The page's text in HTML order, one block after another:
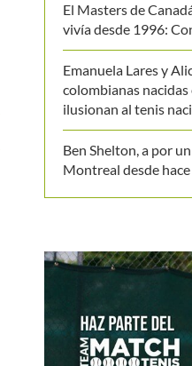
El Masters de
vivía desde 1996:
Emanuela Lares y
colombianas
ilusionan al tenis
Ben Shelton, a por
Montreal desde